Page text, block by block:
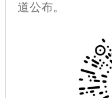
道公布。